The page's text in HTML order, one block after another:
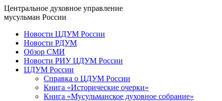
Центральное духовное управление
мусульман России
Новости ЦДУМ России
Новости РДУМ
Обзор СМИ
Новости РИУ ЦДУМ России
ЦДУМ России
Справка о ЦДУМ России
Книга «Исторические очерки»
Книга «Мусульманское духовное собрание»